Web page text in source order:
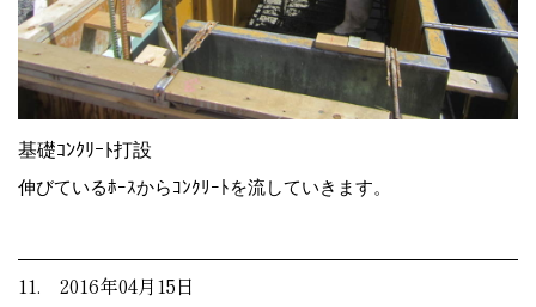
基礎ｺﾝｸﾘｰﾄ打設
伸びているﾎｰｽからｺﾝｸﾘｰﾄを流していきます。
11. 2016年04月15日